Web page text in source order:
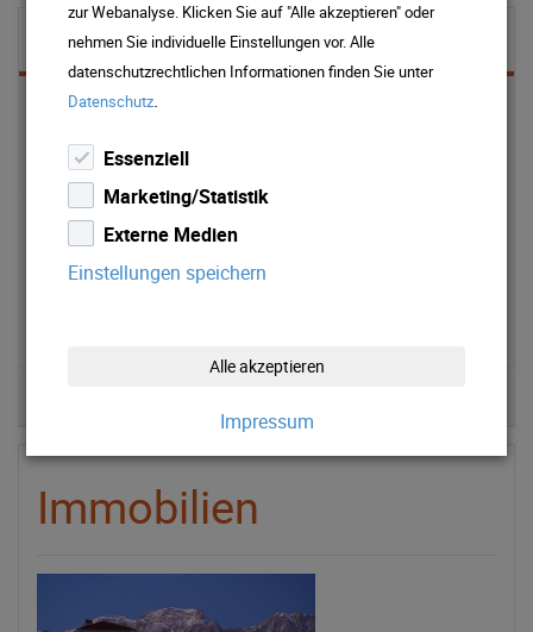
Immobilien
Immobilien
ONLINE Services
Hausverwaltung
Tiefgaragen
Stellplätze
zur Webanalyse. Klicken Sie auf "Alle akzeptieren" oder
nehmen Sie individuelle Einstellungen vor. Alle
datenschutzrechtlichen Informationen finden Sie unter
Datenschutz.
Essenziell
Marketing/Statistik
Externe Medien
Einstellungen speichern
Alle akzeptieren
Impressum